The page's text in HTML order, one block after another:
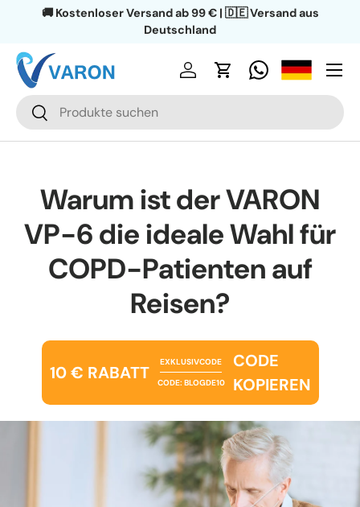
🔄 30 Tage Rückgaberecht | 🛡️ 1 Jahr Garantie
Suchen
Suchen
EinloggenEinkaufswagen
Menü
Warum ist der VARON
VP-6 die ideale Wahl für
COPD-Patienten auf
Reisen?
10 € RABATT
EXKLUSIVCODE
CODE: BLOGDE10
CODE
KOPIEREN